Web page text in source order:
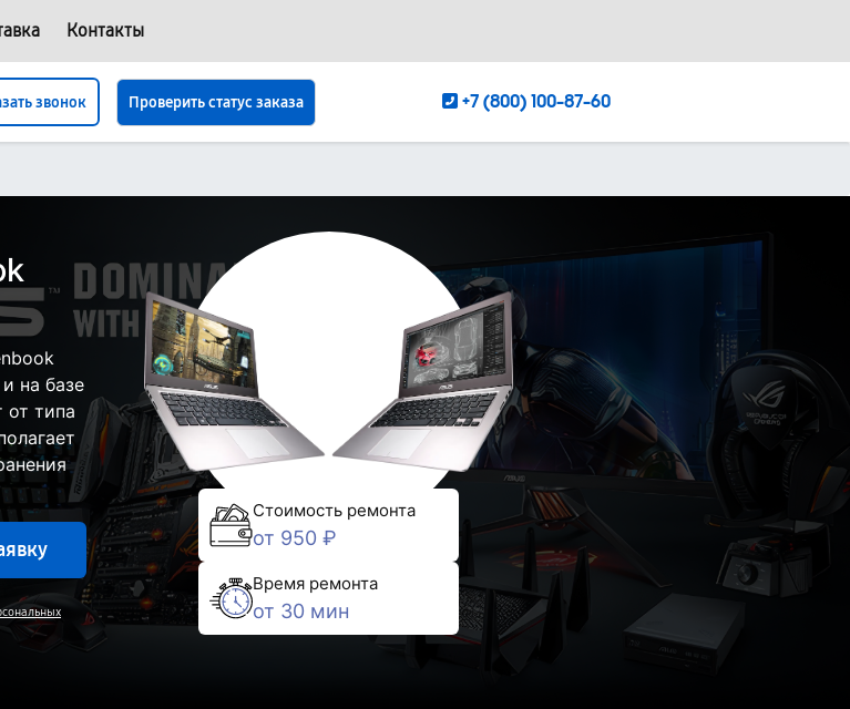
Контакты
звонок Проверить статус заказа +7 (800) 100-87-60
на базе
от типа
Стоимость ремонта
от 950 ₽
Время ремонта
от 30 мин